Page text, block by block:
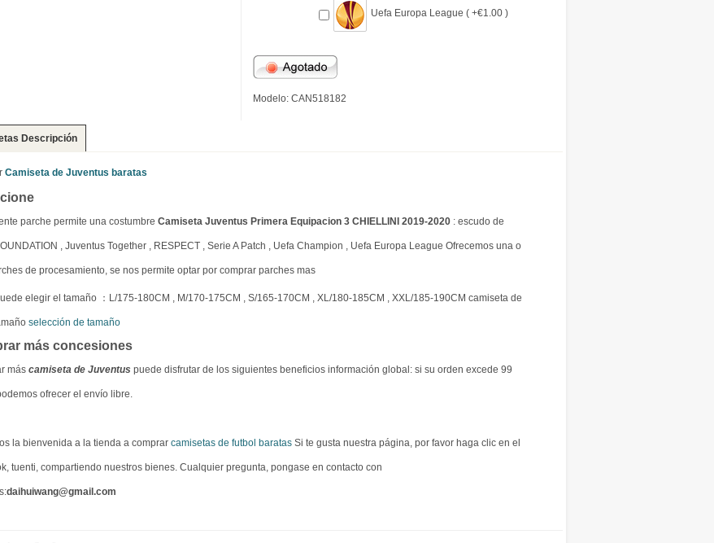
Uefa Europa League ( +€1.00 )
Modelo: CAN518182
Descripción
Camiseta de Juventus baratas
parche permite una costumbre Camiseta Juventus Primera Equipacion 3 CHIELLINI 2019-2020 : escudo de
, Juventus Together , RESPECT , Serie A Patch , Uefa Champion , Uefa Europa League Ofrecemos una o
de procesamiento, se nos permite optar por comprar parches mas
elegir el tamaño ：L/175-180CM , M/170-175CM , S/165-170CM , XL/180-185CM , XXL/185-190CM camiseta de
selección de tamaño
más concesiones
más camiseta de Juventus puede disfrutar de los siguientes beneficios información global: si su orden excede 99
ofrecer el envío libre.
la bienvenida a la tienda a comprar camisetas de futbol baratas Si te gusta nuestra página, por favor haga clic en el
tuenti, compartiendo nuestros bienes. Cualquier pregunta, pongase en contacto con
daihuiwang@gmail.com